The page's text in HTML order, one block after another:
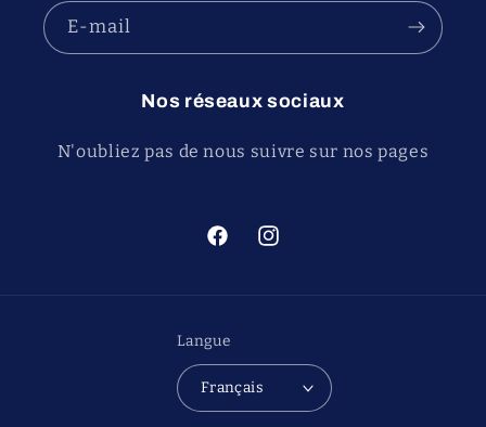
E-mail
Nos réseaux sociaux
N'oubliez pas de nous suivre sur nos pages
FacebookInstagram
Langue
Français